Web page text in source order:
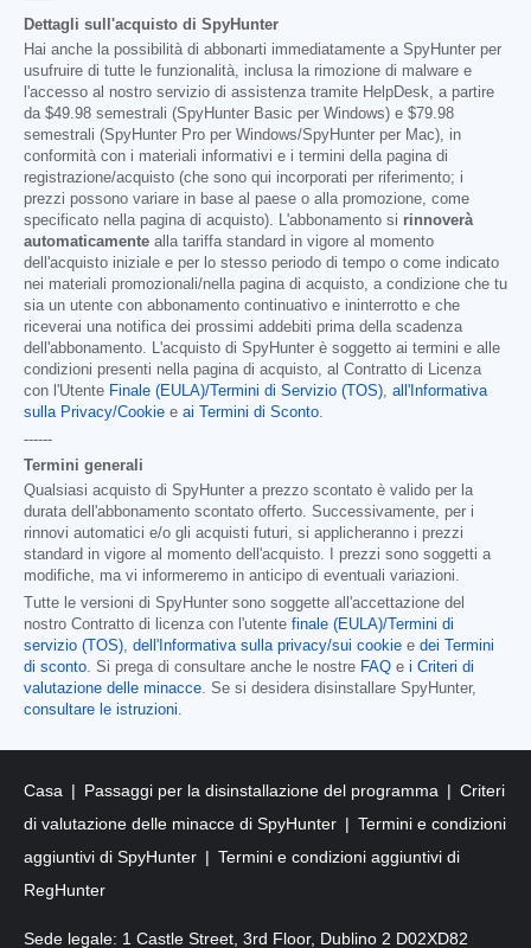
Dettagli sull'acquisto di SpyHunter
Hai anche la possibilità di abbonarti immediatamente a SpyHunter per
usufruire di tutte le funzionalità, inclusa la rimozione di malware e
l'accesso al nostro servizio di assistenza tramite HelpDesk, a partire
da $49.98 semestrali (SpyHunter Basic per Windows) e $79.98
semestrali (SpyHunter Pro per Windows/SpyHunter per Mac), in
conformità con i materiali informativi e i termini della pagina di
registrazione/acquisto (che sono qui incorporati per riferimento; i
prezzi possono variare in base al paese o alla promozione, come
specificato nella pagina di acquisto). L'abbonamento si rinnoverà
automaticamente alla tariffa standard in vigore al momento
dell'acquisto iniziale e per lo stesso periodo di tempo o come indicato
nei materiali promozionali/nella pagina di acquisto, a condizione che tu
sia un utente con abbonamento continuativo e ininterrotto e che
riceverai una notifica dei prossimi addebiti prima della scadenza
dell'abbonamento. L'acquisto di SpyHunter è soggetto ai termini e alle
condizioni presenti nella pagina di acquisto, al Contratto di Licenza
con l'Utente Finale (EULA)/Termini di Servizio (TOS), all'Informativa
sulla Privacy/Cookie e ai Termini di Sconto.
------
Termini generali
Qualsiasi acquisto di SpyHunter a prezzo scontato è valido per la
durata dell'abbonamento scontato offerto. Successivamente, per i
rinnovi automatici e/o gli acquisti futuri, si applicheranno i prezzi
standard in vigore al momento dell'acquisto. I prezzi sono soggetti a
modifiche, ma vi informeremo in anticipo di eventuali variazioni.
Tutte le versioni di SpyHunter sono soggette all'accettazione del
nostro Contratto di licenza con l'utente finale (EULA)/Termini di
servizio (TOS), dell'Informativa sulla privacy/sui cookie e dei Termini
di sconto. Si prega di consultare anche le nostre FAQ e i Criteri di
valutazione delle minacce. Se si desidera disinstallare SpyHunter,
consultare le istruzioni.
Casa Passaggi per la disinstallazione del programma
Criteri
di valutazione delle minacce di SpyHunter
Termini e condizioni
aggiuntivi di SpyHunter
Termini e condizioni aggiuntivi di
RegHunter
Sede legale: 1 Castle Street, 3rd Floor, Dublino 2 D02XD82